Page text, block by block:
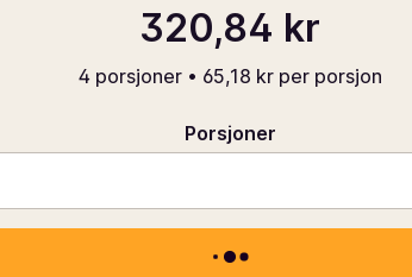
320,84 kr
4 porsjoner • 65,18 kr per porsjon
Porsjoner